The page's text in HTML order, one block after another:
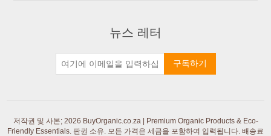
뉴스 레터
구독하기
저작권 및 사본; 2026 BuyOrganic.co.za | Premium Organic Products & Eco-
Friendly Essentials. 판권 소유.
모든 가격은 세금을 포함하여 입력됩니다. 배송료